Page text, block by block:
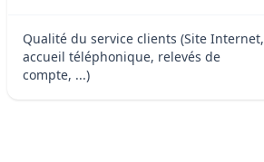
Qualité du service clients (Site Internet,
accueil téléphonique, relevés de
compte, ...)